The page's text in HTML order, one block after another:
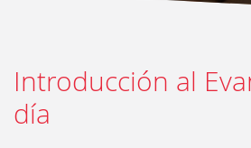
Introducción al
día